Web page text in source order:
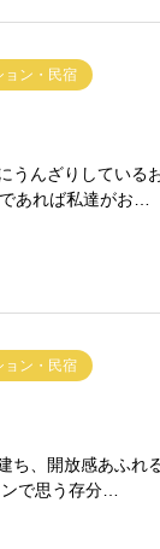
ョン・民宿
うんざりしてい
あれば私達がお…
ョン・民宿
ち、開放感あふれ
で思う存分…